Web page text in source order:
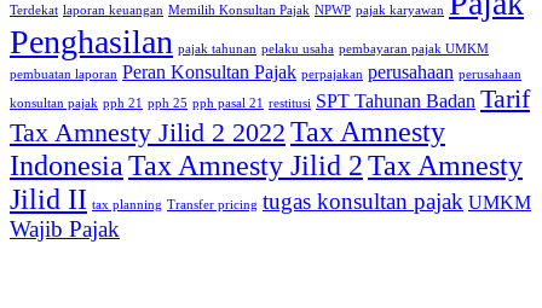
Terdekat laporan keuangan Memilih Konsultan Pajak NPWP pajak karyawan
Penghasilan pajak tahunan pelaku usaha pembayaran pajak UMKM
pembuatan laporan Peran Konsultan Pajak perpajakan perusahaan perusahaan
konsultan pajak pph 21 pph 25 pph pasal 21 restitusi SPT Tahunan Badan Tarif
Tax Amnesty Jilid 2 2022 Tax Amnesty
IndonesiaTax Amnesty Jilid 2Tax Amnesty
Jilid II tax planning Transfer pricing tugas konsultan pajak UMKM
Wajib Pajak